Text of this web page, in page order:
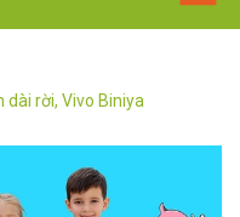
dài rời, Vivo Biniya